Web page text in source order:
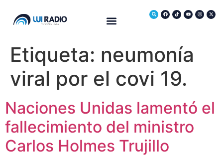
Etiqueta: neumonía
viral por el covi 19.
Naciones Unidas lamentó el
fallecimiento del ministro
Carlos Holmes Trujillo